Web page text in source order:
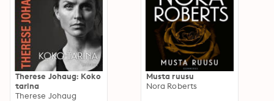
Therese Johaug: Koko
tarina
Therese Johaug
Musta ruusu
Nora Roberts